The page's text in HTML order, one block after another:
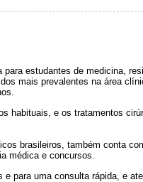
estudantes de medicina,
mais prevalentes na área
habituais, e os tratamentos
brasileiros, também conta
médica e concursos.
para uma consulta rápida, e